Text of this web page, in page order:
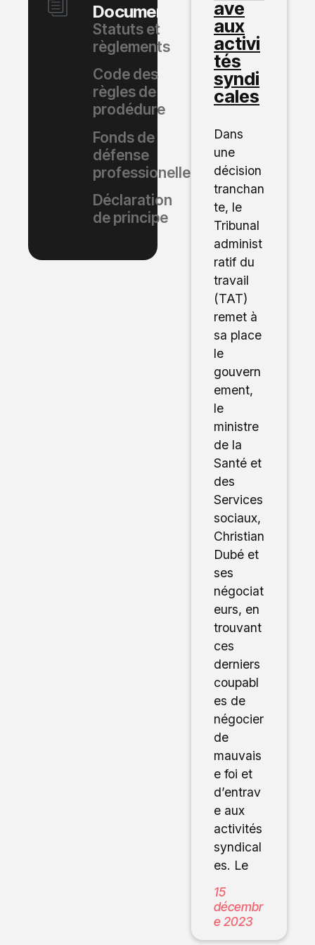
Documents
Statuts et
règlements
Code des
règles de
prodédure
Fonds de
défense
professionelle
Déclaration
de principe
ave
aux
activi
tés
syndi
cales
Dans
une
décision
tranchan
te, le
Tribunal
administ
ratif du
travail
(TAT)
remet à
sa place
le
gouvern
ement,
le
ministre
de la
Santé et
des
Services
sociaux,
Christian
Dubé et
ses
négociat
eurs, en
trouvant
ces
derniers
coupabl
es de
négocier
de
mauvais
e foi et
d’entrav
e aux
activités
syndical
es. Le
15
décembr
e 2023